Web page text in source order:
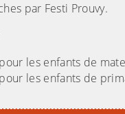
par Festi Prouvy.
les enfants de
les enfants de